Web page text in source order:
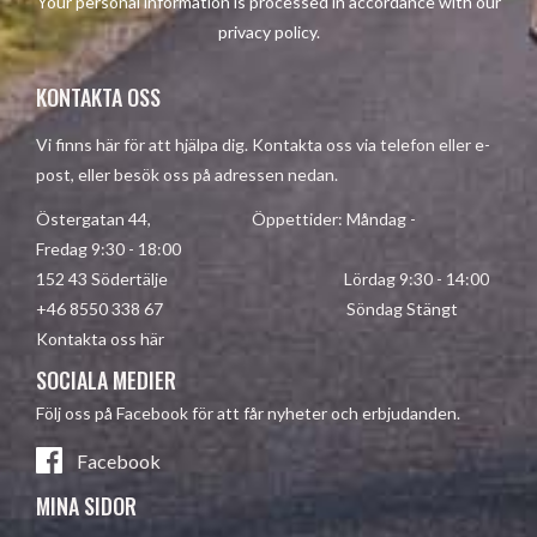
privacy policy.
KONTAKTA OSS
Vi finns här för att hjälpa dig. Kontakta oss via telefon eller e-
post, eller besök oss på adressen nedan.
Östergatan 44, Öppettider: Måndag -
Fredag 9:30 - 18:00
152 43 Södertälje Lördag 9:30 - 14:00
+46 8550 338 67 Söndag Stängt
Kontakta oss här
SOCIALA MEDIER
Följ oss på Facebook för att får nyheter och erbjudanden.
Facebook
MINA SIDOR